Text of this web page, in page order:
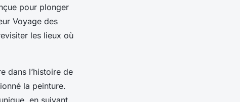
pour plonger
Voyage des
les lieux où
dans l’histoire de
la peinture.